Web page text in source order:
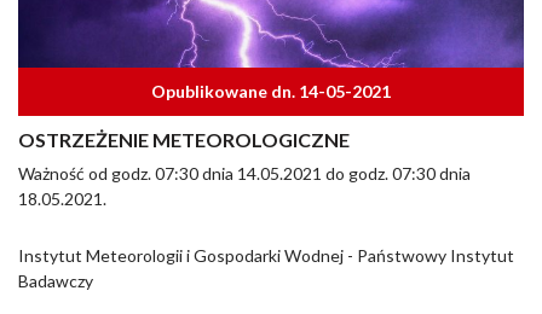
Opublikowane dn. 14-05-2021
OSTRZEŻENIE METEOROLOGICZNE
Ważność od godz. 07:30 dnia 14.05.2021 do godz. 07:30 dnia
18.05.2021.
Instytut Meteorologii i Gospodarki Wodnej - Państwowy Instytut
Badawczy